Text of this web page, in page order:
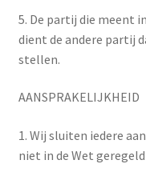
5. De partij die meent
dient de andere partij
stellen.
AANSPRAKELIJKHEID
1. Wij sluiten iedere
niet in de Wet geregeld